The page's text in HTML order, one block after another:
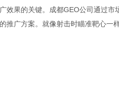
效果的关键。成都GEO公司通过
推广方案。就像射击时瞄准靶心一